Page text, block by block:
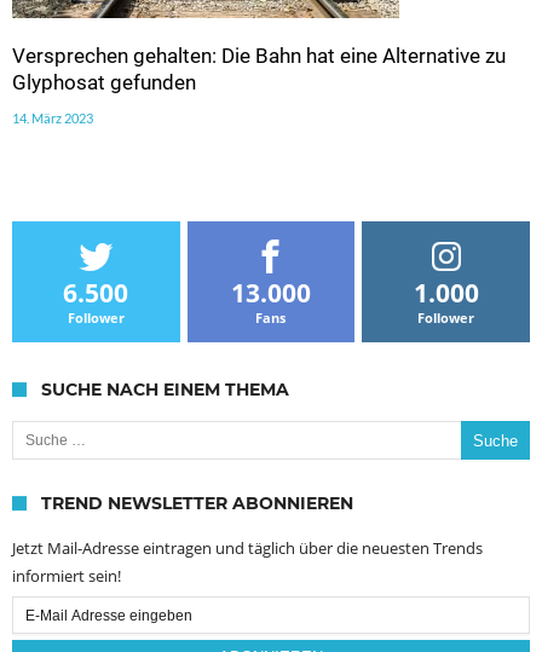
Versprechen gehalten: Die Bahn hat eine Alternative zu
Glyphosat gefunden
14. März 2023
6.500
Follower
13.000
Fans
1.000
Follower
SUCHE NACH EINEM THEMA
Suche nach:
TREND NEWSLETTER ABONNIEREN
Jetzt Mail-Adresse eintragen und täglich über die neuesten Trends
informiert sein!
Email
Subscription